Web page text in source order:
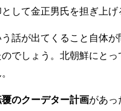
して金正男氏を担ぎ上げ
話が出てくること自体
でしょう。北朝鮮にとっ
のクーデター計画があっ